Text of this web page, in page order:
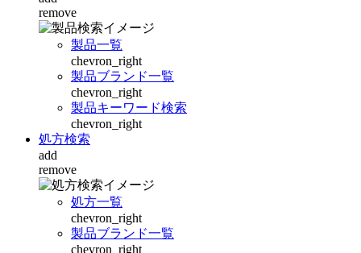
remove
製品一覧
chevron_right
製品ブランド一覧
chevron_right
製品キーワード検索
chevron_right
処方検索
add
remove
処方一覧
chevron_right
製品ブランド一覧
chevron_right